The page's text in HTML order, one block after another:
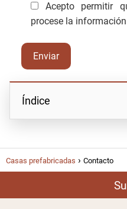
Acepto permitir
procese la
Índice
Casas prefabricadas Contacto